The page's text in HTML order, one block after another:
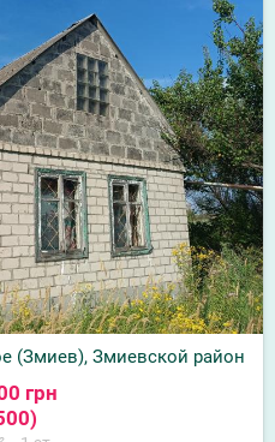
(Змиев), Змиевской район
грн